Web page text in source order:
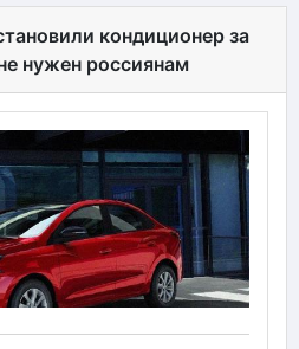
кондиционер за
нужен россиянам